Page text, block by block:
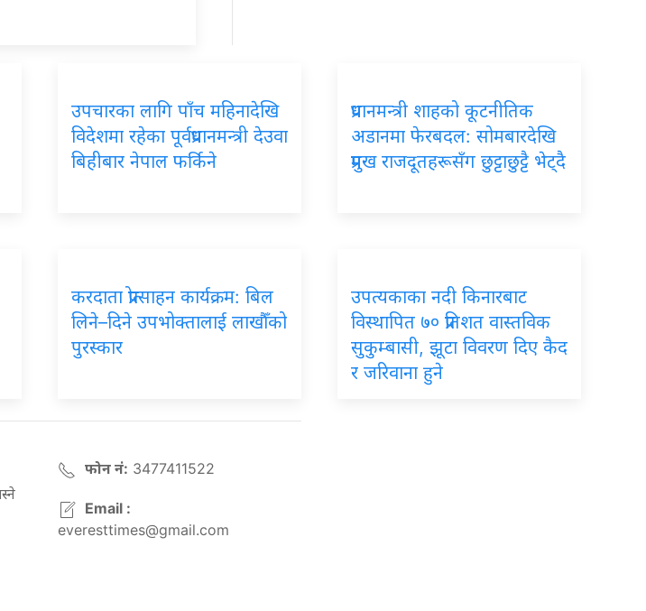
उपचारका लागि पाँच महिनादेखि
विदेशमा रहेका पूर्वप्रधानमन्त्री देउवा
बिहीबार नेपाल फर्किने
प्रधानमन्त्री शाहको कूटनीतिक
अडानमा फेरबदल: सोमबारदेखि
प्रमुख राजदूतहरूसँग छुट्टाछुट्टै भेट्दै
करदाता प्रोत्साहन कार्यक्रम: बिल
लिने–दिने उपभोक्तालाई लाखौँको
पुरस्कार
उपत्यकाका नदी किनारबाट
विस्थापित ७० प्रतिशत वास्तविक
सुकुम्बासी, झूटा विवरण दिए कैद
र जरिवाना हुने
फोन नं: 3477411522
Email :
everesttimes@gmail.com